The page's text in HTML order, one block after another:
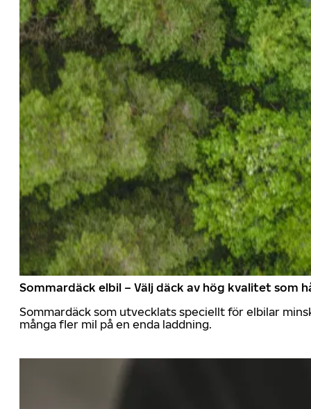
Sommardäck elbil – Välj däck av hög kvalitet som
Sommardäck som utvecklats speciellt för elbilar
många fler mil på en enda laddning.